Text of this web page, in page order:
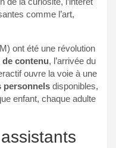
comme l’art,
ont été une révolution
contenu, l’arrivée du
ouvre la voie à une
personnels disponibles,
enfant, chaque adulte